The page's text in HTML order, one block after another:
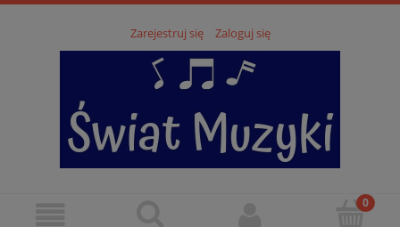
Zarejestruj się Zaloguj się